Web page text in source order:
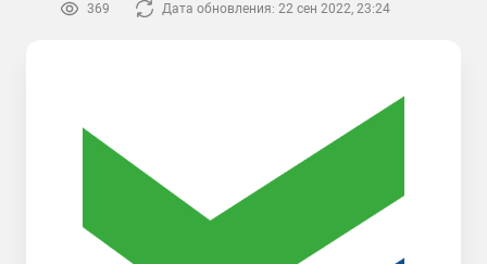
369 Дата обновления: 22 сен 2022, 23:24